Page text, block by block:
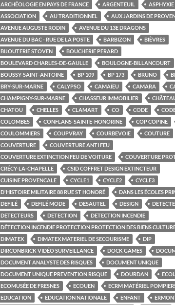
ARCHÉOLOGIE EN PAYS DE FRANCE
ARGENTEUIL
ASPHYXIE
ASSOCIATION
AU TRADITIONNEL
AUX JARDINS DE
AVENUE AUGUSTE RODIN
AVENUE DU 13E DRAGONS
AVENUE DU BAC - RUE DE LA POSTE
BARBIZON
BIÈVRES
BIJOUTERIE STOVEN
BOUCHERIE PERARD
BOULEVARD CHARLES-DE-GAULLE
BOULOGNE-BILLANCOURT
BOUSSY-SAINT-ANTOINE
BP 109 BP 173 BRUNO
BRY-SUR-MARNE
CALYPSO CAMAÏEU CAMARA
CHAMPIGNY-SUR-MARNE
CHASSEUR IMMOBILIER
CHATOU
CHELLES CLAMART CO CODE
COLOMBES
CONFLANS-SAINTE-HONORINE COP COPINE
COULOMMIERS
COUPVRAY COURBEVOIE
COUTURE
COUVERTURE
COUVERTURE ANTI FEU
COUVERTURE EXTINCTION FEU DE VOITURE
COUVERTURE
CRÉCY-LA-CHAPELLE
CSID COFFRET DESIGN EXTINCTEUR
CUISINE PROVENCALE
CYCLE1 CYCLE2
CYCLE3
D'HISTOIRE MILITAIRE 88 RUE ST HONORÉ
DANS LES ÉCOLES
DEFILÉ
DEFILÉ MODE DESAUTEL DESIGN
DETECTEURS
DETECTION
DETECTION INCENDIE
DÉTECTION INCENDIE PROTECTION PROTECTION DES BIENS
DIMATEX
DIMATEX MATERIEL DE SECOURISME
DIP
DIRCONBRICK VIDÉO SURVEILLANCE
DOCK GAMES
DOCUMENT ANALYSTE DES RISQUES
DOCUMENT UNIQUE
DOCUMENT UNIQUE PREVENTION RISQUE
DOURDAN
ECOMUSÉE DE FRESNES
ECOUEN ECRM MATÉRIEL
EDUCATION
EDUCATION NATIONALE ENFANT